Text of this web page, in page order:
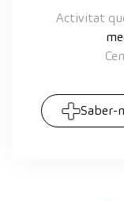
Activitat
Saber-